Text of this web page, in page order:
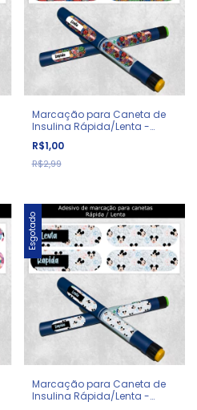
Marcação para Caneta de
Insulina Rápida/Lenta -
Diabetes - Marvel
R$1,00
R$2,99
Esgotado
Marcação para Caneta de
Insulina Rápida/Lenta -